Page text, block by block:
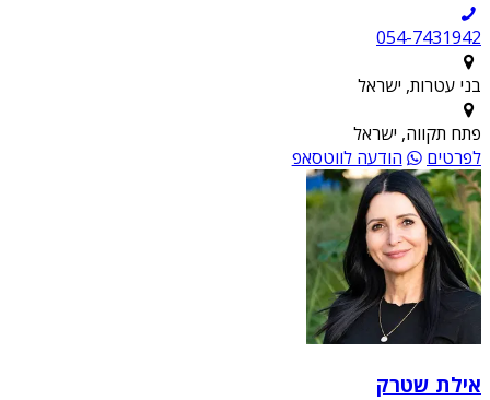
054-7431942
בני עטרות, ישראל
פתח תקווה, ישראל
לפרטים
הודעה לווטסאפ
אילת שטרק